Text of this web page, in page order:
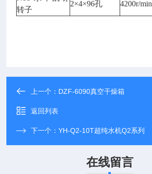
转子
2×4×96孔 4200r/min
上一个： DZF-6090真空干燥箱
返回列表
下一个：YH-Q2-10T超纯水机Q2系列
在线留言